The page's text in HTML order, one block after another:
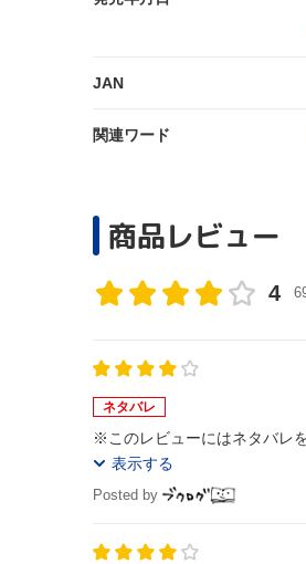
JAN
関連ワード
商品レビュー
4
ネタバレ
※このレビューにはネタバレ
表示する
Posted by